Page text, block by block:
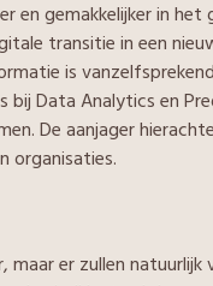
en gemakkelijker in
transitie in een
is
Data Analytics en
De aanjager
organisaties.
er zullen natuurlijk